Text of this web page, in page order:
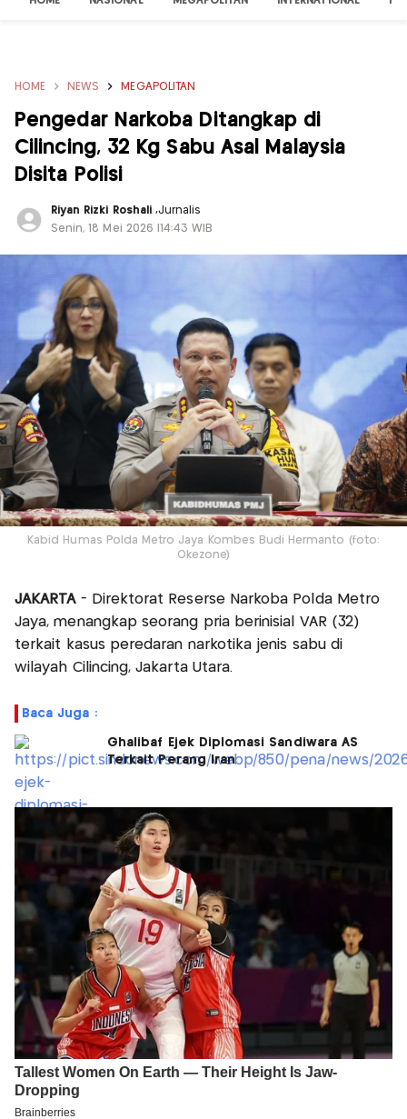
HOME NEWS MEGAPOLITAN
Pengedar Narkoba Ditangkap di
Cilincing, 32 Kg Sabu Asal Malaysia
Disita Polisi
Riyan Rizki Roshali ,Jurnalis
Senin, 18 Mei 2026 |14:43 WIB
Kabid Humas Polda Metro Jaya Kombes Budi Hermanto (foto:
Okezone)
JAKARTA - Direktorat Reserse Narkoba Polda Metro
Jaya, menangkap seorang pria berinisial VAR (32)
terkait kasus peredaran narkotika jenis sabu di
wilayah Cilincing, Jakarta Utara.
Baca Juga :
Ghalibaf Ejek Diplomasi Sandiwara AS
Terkait Perang Iran